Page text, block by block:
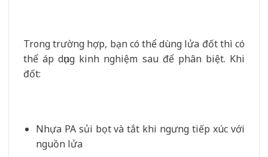
Trong trường hợp, bạn có thể dùng lửa đốt thì có
thể áp dụng kinh nghiệm sau để phân biệt. Khi
đốt:
Nhựa PA sủi bọt và tắt khi ngưng tiếp xúc với
nguồn lửa